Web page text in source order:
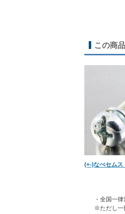
この商
(+-)なべセム
・全国一
※ただし一